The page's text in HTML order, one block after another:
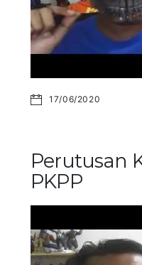
17/06/2020
Perutusan
PKPP